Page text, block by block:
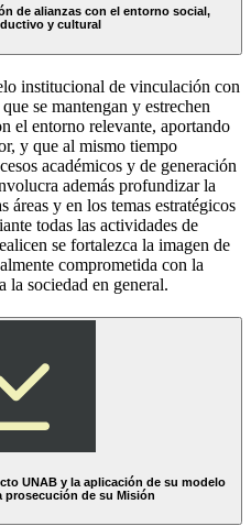
de alianzas con el entorno social,
y cultural
institucional de vinculación con
se mantengan y estrechen
el entorno relevante, aportando
y que al mismo tiempo
académicos y de generación
además profundizar la
áreas y en los temas estratégicos
todas las actividades de
se fortalezca la imagen de
comprometida con la
la sociedad en general.
UNAB y la aplicación de su modelo
prosecución de su Misión